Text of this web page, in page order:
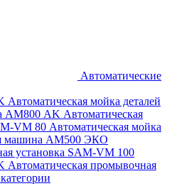
Автоматические
Автоматическая мойка деталей
АМ800 AK Автоматическая
VM 80 Автоматическая мойка
машина АМ500 ЭКО
установка SAM-VM 100
Автоматическая промывочная